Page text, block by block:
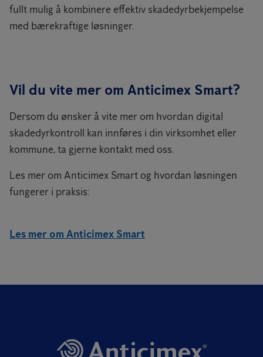
fullt mulig å kombinere effektiv skadedyrbekjempelse
med bærekraftige løsninger.
Vil du vite mer om Anticimex Smart?
Dersom du ønsker å vite mer om hvordan digital
skadedyrkontroll kan innføres i din virksomhet eller
kommune, ta gjerne kontakt med oss.
Les mer om Anticimex Smart og hvordan løsningen
fungerer i praksis:
Les mer om Anticimex Smart